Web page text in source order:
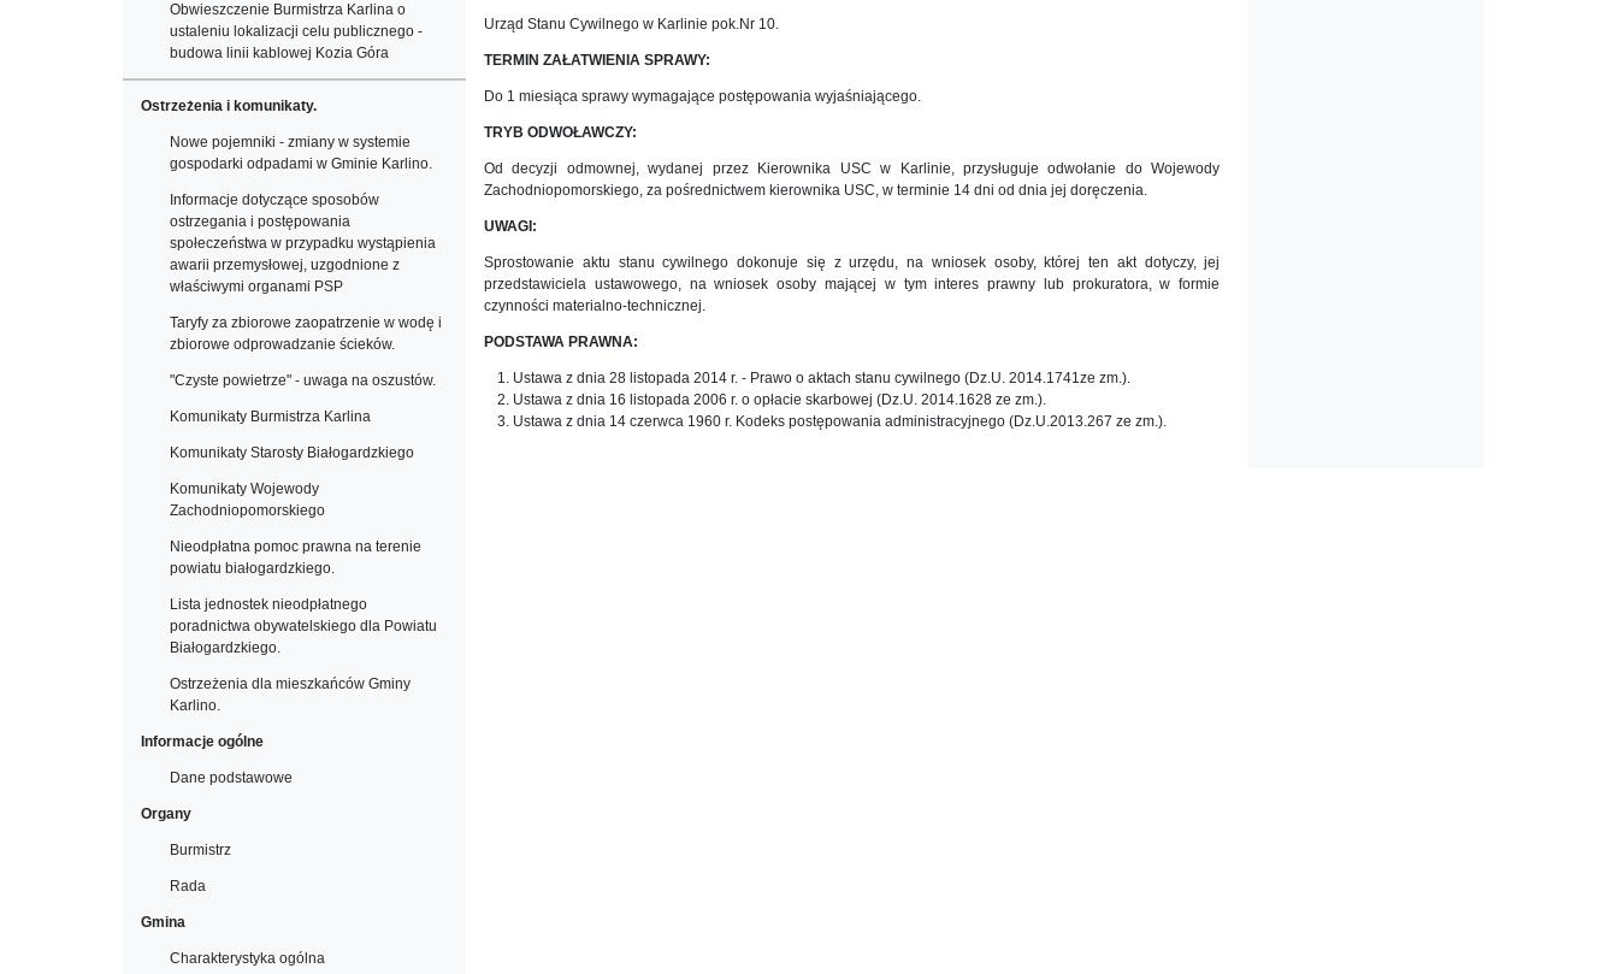
Obwieszczenie Burmistrza Karlina o
ustaleniu lokalizacji celu publicznego -
budowa linii kablowej Kozia Góra
Ostrzeżenia i komunikaty.
Nowe pojemniki - zmiany w systemie
gospodarki odpadami w Gminie Karlino.
Informacje dotyczące sposobów
ostrzegania i postępowania
społeczeństwa w przypadku wystąpienia
awarii przemysłowej, uzgodnione z
właściwymi organami PSP
Taryfy za zbiorowe zaopatrzenie w wodę i
zbiorowe odprowadzanie ścieków.
"Czyste powietrze" - uwaga na oszustów.
Komunikaty Burmistrza Karlina
Komunikaty Starosty Białogardzkiego
Komunikaty Wojewody
Zachodniopomorskiego
Nieodpłatna pomoc prawna na terenie
powiatu białogardzkiego.
Lista jednostek nieodpłatnego
poradnictwa obywatelskiego dla Powiatu
Białogardzkiego.
Ostrzeżenia dla mieszkańców Gminy
Karlino.
Informacje ogólne
Dane podstawowe
Organy
Burmistrz
Rada
Gmina
Charakterystyka ogólna
Urząd Stanu Cywilnego w Karlinie pok.Nr 10.
TERMIN ZAŁATWIENIA SPRAWY:
Do 1 miesiąca sprawy wymagające postępowania wyjaśniającego.
TRYB ODWOŁAWCZY:
Od decyzji odmownej, wydanej przez Kierownika USC w Karlinie, przysługuje odwołanie do Wojewody
Zachodniopomorskiego, za pośrednictwem kierownika USC, w terminie 14 dni od dnia jej doręczenia.
UWAGI:
Sprostowanie aktu stanu cywilnego dokonuje się z urzędu, na wniosek osoby, której ten akt dotyczy, jej
przedstawiciela ustawowego, na wniosek osoby mającej w tym interes prawny lub prokuratora, w formie
czynności materialno-technicznej.
PODSTAWA PRAWNA:
Ustawa z dnia 28 listopada 2014 r. - Prawo o aktach stanu cywilnego (Dz.U. 2014.1741ze zm.).
Ustawa z dnia 16 listopada 2006 r. o opłacie skarbowej (Dz.U. 2014.1628 ze zm.).
Ustawa z dnia 14 czerwca 1960 r. Kodeks postępowania administracyjnego (Dz.U.2013.267 ze zm.).